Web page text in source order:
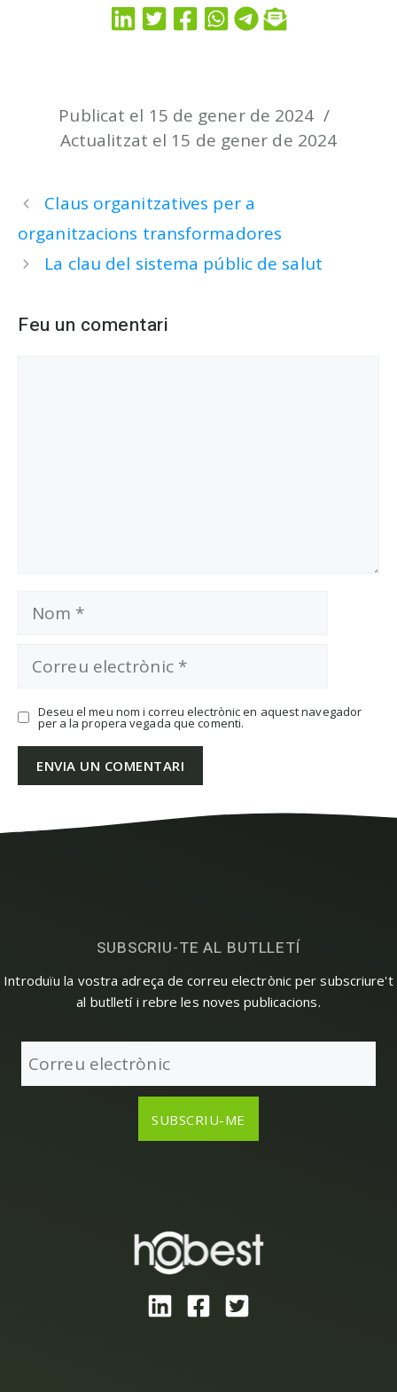
Actualitzat el 15 de gener de 2024
Publicat el 15 de gener de 2024
Claus organitzatives per a
organitzacions transformadores
La clau del sistema públic de salut
Feu un comentari
Nom
Correu
Deseu el meu nom i correu electrònic en aquest navegador
per a la propera vegada que comenti.
SUBSCRIU-TE AL BUTLLETÍ
Introduïu la vostra adreça de correu electrònic per subscriure't
al butlletí i rebre les noves publicacions.